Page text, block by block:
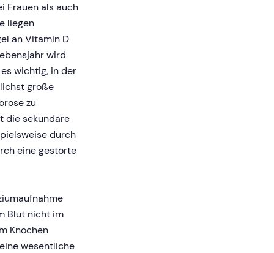
Frauen als auch
liegen
an Vitamin D
wird
wichtig, in der
große
zu
die sekundäre
durch
eine gestörte
Blut nicht im
Knochen
wesentliche